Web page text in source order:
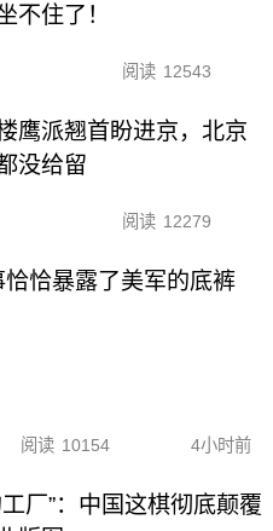
不住了！
阅读 12543
鹰派翘首盼进京，北京
没给留
阅读 12279
恰暴露了美军的底裤
阅读 10154 4小时前
厂”：中国这棋彻底颠覆